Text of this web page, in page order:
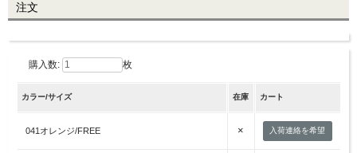
注文
購入数: 枚
カラー/サイズ 在庫 カート
041オレンジ/FREE × 入荷連絡を希望